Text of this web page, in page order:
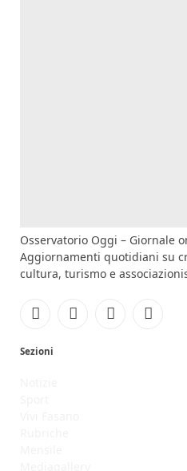
Osservatorio Oggi – Giornale
Aggiornamenti quotidiani su
cultura, turismo e
FacebookInstagramYouTubeRSS
Sezioni